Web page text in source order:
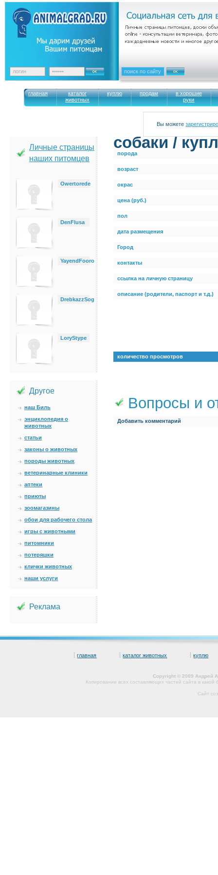
главная
каталог
животных
куплю продам
в хорошие
руки
Вы можете
Личные страницы
наших питомцев
Owertorede
DenFlusa
YayendFooro
DrebkazzSog
LoryStype
Другое
наш Биль
энциклопедия о
животных
статьи
законы о животных
породы животных
ветеринарные клиники
аптеки
приюты
зоомагазины
обои для рабочего стола
игры с животными
питомники
потеряшки
клички животных
наши услуги
Реклама
cобаки /
порода
возраст
окрас
цена (руб.)
пол
дата размещения
Город
контакты
ссылка на личную страницу
описание (родители, паспорт и т.д.)
количество просмотров
Вопросы и
Добавить комментарий
главная каталог животных куплю
Copyright © 2009 Андрей
Копирование всех составляющих частей сайта в
Сайт